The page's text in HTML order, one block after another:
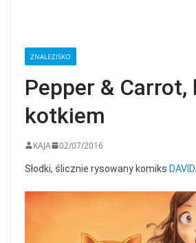
ZNALEZISKO
Pepper &
kotkiem
KAJA 02/07/2016
Słodki, ślicznie rysowany komiks